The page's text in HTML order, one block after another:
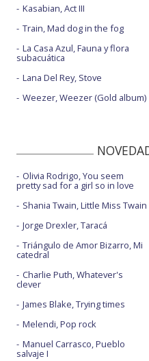
Kasabian, Act III
Train, Mad dog in the fog
La Casa Azul, Fauna y flora
subacuática
Lana Del Rey, Stove
Weezer, Weezer (Gold album)
Olivia Rodrigo, You seem
pretty sad for a girl so in love
Shania Twain, Little Miss Twain
Jorge Drexler, Taracá
Triángulo de Amor Bizarro, Mi
catedral
Charlie Puth, Whatever's
clever
James Blake, Trying times
Melendi, Pop rock
Manuel Carrasco, Pueblo
salvaje I